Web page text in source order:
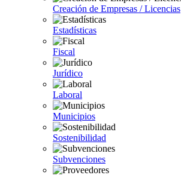
Creación de Empresas / Licencias
Estadísticas
Fiscal
Jurídico
Laboral
Municipios
Sostenibilidad
Subvenciones